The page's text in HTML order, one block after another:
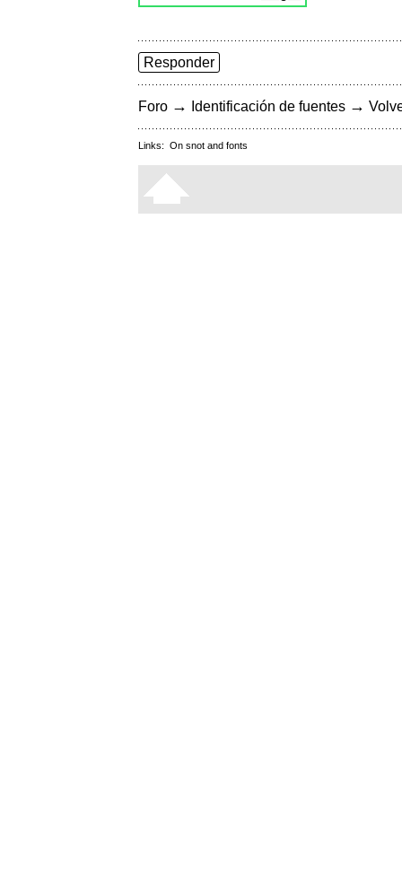
Responder
Foro → Identificación de fuentes →
Links: On snot and fonts